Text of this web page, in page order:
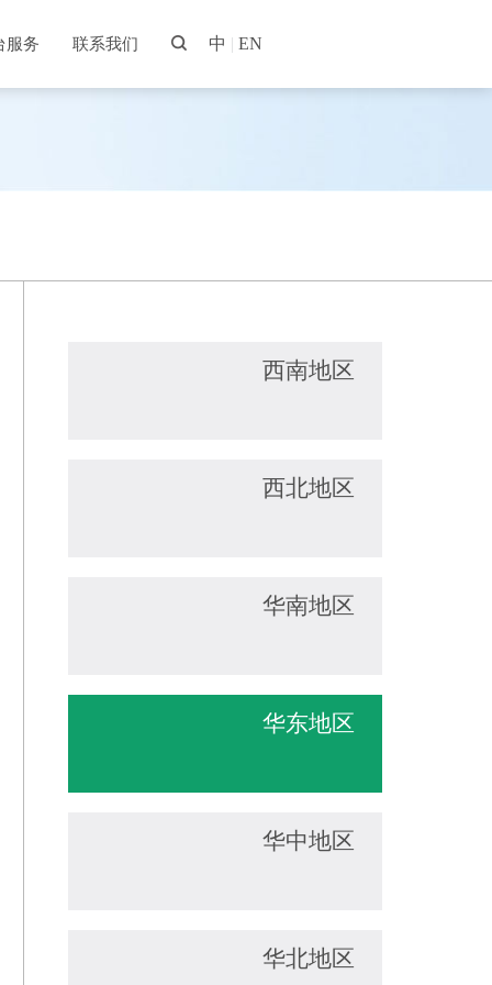
服务 联系我们 中 | EN
西南地区
西北地区
华南地区
华东地区
华中地区
华北地区